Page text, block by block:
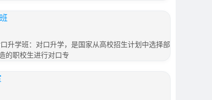
升学班：对口升学，是国家从高校招生计划中选择部
的职校生进行对口专